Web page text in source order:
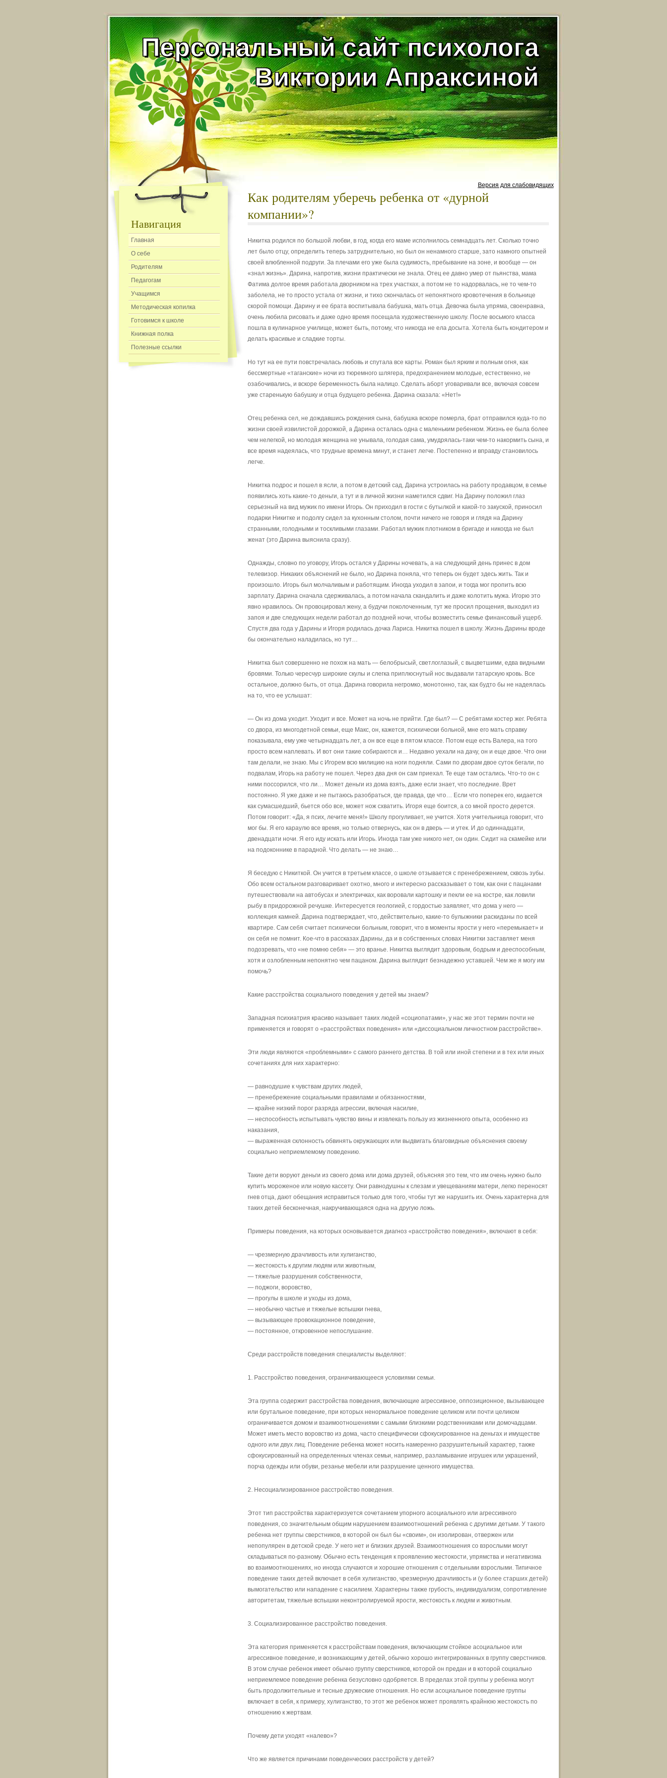
Персональный сайт психолога
Виктории Апраксиной
Версия для слабовидящих
Навигация
Главная
О себе
Родителям
Педагогам
Учащимся
Методическая копилка
Готовимся к школе
Книжная полка
Полезные ссылки
Как родителям уберечь ребенка от «дурной
компании»?
Никитка родился по большой любви, в год, когда его маме исполнилось семнадцать лет. Сколько точно
лет было отцу, определить теперь затруднительно, но был он ненамного старше, зато намного опытней
своей влюбленной подруги. За плечами его уже была судимость, пребывание на зоне, и вообще — он
«знал жизнь». Дарина, напротив, жизни практически не знала. Отец ее давно умер от пьянства, мама
Фатима долгое время работала дворником на трех участках, а потом не то надорвалась, не то чем-то
заболела, не то просто устала от жизни, и тихо скончалась от непонятного кровотечения в больнице
скорой помощи. Дарину и ее брата воспитывала бабушка, мать отца. Девочка была упряма, своенравна,
очень любила рисовать и даже одно время посещала художественную школу. После восьмого класса
пошла в кулинарное училище, может быть, потому, что никогда не ела досыта. Хотела быть кондитером и
делать красивые и сладкие торты.
Но тут на ее пути повстречалась любовь и спутала все карты. Роман был ярким и полным огня, как
бессмертные «таганские» ночи из тюремного шлягера, предохранением молодые, естественно, не
озабочивались, и вскоре беременность была налицо. Сделать аборт уговаривали все, включая совсем
уже старенькую бабушку и отца будущего ребенка. Дарина сказала: «Нет!»
Отец ребенка сел, не дождавшись рождения сына, бабушка вскоре померла, брат отправился куда-то по
жизни своей извилистой дорожкой, а Дарина осталась одна с маленьким ребенком. Жизнь ее была более
чем нелегкой, но молодая женщина не унывала, голодая сама, умудрялась-таки чем-то накормить сына, и
все время надеялась, что трудные времена минут, и станет легче. Постепенно и вправду становилось
легче.
Никитка подрос и пошел в ясли, а потом в детский сад, Дарина устроилась на работу продавцом, в семье
появились хоть какие-то деньги, а тут и в личной жизни наметился сдвиг. На Дарину положил глаз
серьезный на вид мужик по имени Игорь. Он приходил в гости с бутылкой и какой-то закуской, приносил
подарки Никитке и подолгу сидел за кухонным столом, почти ничего не говоря и глядя на Дарину
странными, голодными и тоскливыми глазами. Работал мужик плотником в бригаде и никогда не был
женат (это Дарина выяснила сразу).
Однажды, словно по уговору, Игорь остался у Дарины ночевать, а на следующий день принес в дом
телевизор. Никаких объяснений не было, но Дарина поняла, что теперь он будет здесь жить. Так и
произошло. Игорь был молчаливым и работящим. Иногда уходил в запои, и тогда мог пропить всю
зарплату. Дарина сначала сдерживалась, а потом начала скандалить и даже колотить мужа. Игорю это
явно нравилось. Он провоцировал жену, а будучи поколоченным, тут же просил прощения, выходил из
запоя и две следующих недели работал до поздней ночи, чтобы возместить семье финансовый ущерб.
Спустя два года у Дарины и Игоря родилась дочка Лариса. Никитка пошел в школу. Жизнь Дарины вроде
бы окончательно наладилась, но тут…
Никитка был совершенно не похож на мать — белобрысый, светлоглазый, с выцветшими, едва видными
бровями. Только чересчур широкие скулы и слегка приплюснутый нос выдавали татарскую кровь. Все
остальное, должно быть, от отца. Дарина говорила негромко, монотонно, так, как будто бы не надеялась
на то, что ее услышат:
— Он из дома уходит. Уходит и все. Может на ночь не прийти. Где был? — С ребятами костер жег. Ребята
со двора, из многодетной семьи, еще Макс, он, кажется, психически больной, мне его мать справку
показывала, ему уже четырнадцать лет, а он все еще в пятом классе. Потом еще есть Валера, на того
просто всем наплевать. И вот они такие собираются и… Недавно уехали на дачу, он и еще двое. Что они
там делали, не знаю. Мы с Игорем всю милицию на ноги подняли. Сами по дворам двое суток бегали, по
подвалам, Игорь на работу не пошел. Через два дня он сам приехал. Те еще там остались. Что-то он с
ними поссорился, что ли… Может деньги из дома взять, даже если знает, что последние. Врет
постоянно. Я уже даже и не пытаюсь разобраться, где правда, где что… Если что поперек его, кидается
как сумасшедший, бьется обо все, может нож схватить. Игоря еще боится, а со мной просто дерется.
Потом говорит: «Да, я псих, лечите меня!» Школу прогуливает, не учится. Хотя учительница говорит, что
мог бы. Я его караулю все время, но только отвернусь, как он в дверь — и утек. И до одиннадцати,
двенадцати ночи. Я его иду искать или Игорь. Иногда там уже никого нет, он один. Сидит на скамейке или
на подоконнике в парадной. Что делать — не знаю…
Я беседую с Никиткой. Он учится в третьем классе, о школе отзывается с пренебрежением, сквозь зубы.
Обо всем остальном разговаривает охотно, много и интересно рассказывает о том, как они с пацанами
путешествовали на автобусах и электричках, как воровали картошку и пекли ее на костре, как ловили
рыбу в придорожной речушке. Интересуется геологией, с гордостью заявляет, что дома у него —
коллекция камней. Дарина подтверждает, что, действительно, какие-то булыжники раскиданы по всей
квартире. Сам себя считает психически больным, говорит, что в моменты ярости у него «перемыкает» и
он себя не помнит. Кое-что в рассказах Дарины, да и в собственных словах Никитки заставляет меня
подозревать, что «не помню себя» — это вранье. Никитка выглядит здоровым, бодрым и дееспособным,
хотя и озлобленным непонятно чем пацаном. Дарина выглядит безнадежно уставшей. Чем же я могу им
помочь?
Какие расстройства социального поведения у детей мы знаем?
Западная психиатрия красиво называет таких людей «социопатами», у нас же этот термин почти не
применяется и говорят о «расстройствах поведения» или «диссоциальном личностном расстройстве».
Эти люди являются «проблемными» с самого раннего детства. В той или иной степени и в тех или иных
сочетаниях для них характерно:
— равнодушие к чувствам других людей,
— пренебрежение социальными правилами и обязанностями,
— крайне низкий порог разряда агрессии, включая насилие,
— неспособность испытывать чувство вины и извлекать пользу из жизненного опыта, особенно из
наказания,
— выраженная склонность обвинять окружающих или выдвигать благовидные объяснения своему
социально неприемлемому поведению.
Такие дети воруют деньги из своего дома или дома друзей, объясняя это тем, что им очень нужно было
купить мороженое или новую кассету. Они равнодушны к слезам и увещеваниям матери, легко переносят
гнев отца, дают обещания исправиться только для того, чтобы тут же нарушить их. Очень характерна для
таких детей бесконечная, накручивающаяся одна на другую ложь.
Примеры поведения, на которых основывается диагноз «расстройство поведения», включают в себя:
— чрезмерную драчливость или хулиганство,
— жестокость к другим людям или животным,
— тяжелые разрушения собственности,
— поджоги, воровство,
— прогулы в школе и уходы из дома,
— необычно частые и тяжелые вспышки гнева,
— вызывающее провокационное поведение,
— постоянное, откровенное непослушание.
Среди расстройств поведения специалисты выделяют:
1. Расстройство поведения, ограничивающееся условиями семьи.
Эта группа содержит расстройства поведения, включающие агрессивное, оппозиционное, вызывающее
или брутальное поведение, при которых ненормальное поведение целиком или почти целиком
ограничивается домом и взаимоотношениями с самыми близкими родственниками или домочадцами.
Может иметь место воровство из дома, часто специфически сфокусированное на деньгах и имуществе
одного или двух лиц. Поведение ребенка может носить намеренно разрушительный характер, также
сфокусированный на определенных членах семьи, например, разламывание игрушек или украшений,
порча одежды или обуви, резанье мебели или разрушение ценного имущества.
2. Несоциализированное расстройство поведения.
Этот тип расстройства характеризуется сочетанием упорного асоциального или агрессивного
поведения, со значительным общим нарушением взаимоотношений ребенка с другими детьми. У такого
ребенка нет группы сверстников, в которой он был бы «своим», он изолирован, отвержен или
непопулярен в детской среде. У него нет и близких друзей. Взаимоотношения со взрослыми могут
складываться по-разному. Обычно есть тенденция к проявлению жестокости, упрямства и негативизма
во взаимоотношениях, но иногда случаются и хорошие отношения с отдельными взрослыми. Типичное
поведение таких детей включает в себя хулиганство, чрезмерную драчливость и (у более старших детей)
вымогательство или нападение с насилием. Характерны также грубость, индивидуализм, сопротивление
авторитетам, тяжелые вспышки неконтролируемой ярости, жестокость к людям и животным.
3. Социализированное расстройство поведения.
Эта категория применяется к расстройствам поведения, включающим стойкое асоциальное или
агрессивное поведение, и возникающим у детей, обычно хорошо интегрированных в группу сверстников.
В этом случае ребенок имеет обычно группу сверстников, которой он предан и в которой социально
неприемлемое поведение ребенка безусловно одобряется. В пределах этой группы у ребенка могут
быть продолжительные и тесные дружеские отношения. Но если асоциальное поведение группы
включает в себя, к примеру, хулиганство, то этот же ребенок может проявлять крайнюю жестокость по
отношению к жертвам.
Почему дети уходят «налево»?
Что же является причинами поведенческих расстройств у детей?